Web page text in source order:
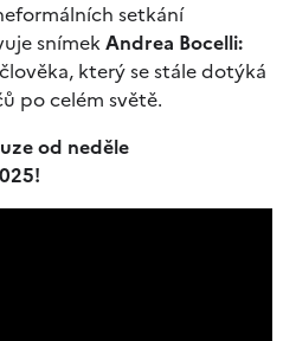
setkání
snímekAndrea Bocelli:
který se stále dotýká
po celém světě.
od neděle